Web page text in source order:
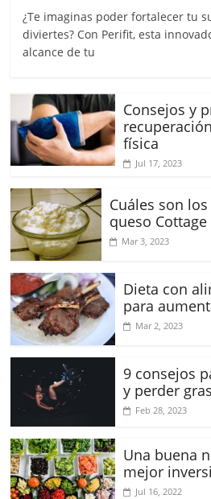
¿Te imaginas poder fortalecer tu
diviertes? Con Perifit, esta
alcance de tu
Consejos y
física
Jul 17, 2023
Cuáles son
queso Cottage
Mar 3, 2023
Dieta con
para
Mar 2, 2023
9 consejos
y perder
Feb 28, 2023
Una buena
mejor
Jul 16, 2022